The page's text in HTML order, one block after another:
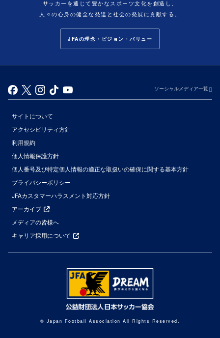
サッカーを通じて豊かなスポーツ文化を創造し、
人々の心身の健全な発達と社会の発展に貢献する。
JFAの理念・ビジョン・バリュー
ソーシャルメディア一覧
サイトについて
アクセシビリティ方針
利用規約
個人情報保護方針
個人番号及び特定個人情報の適正な取扱いの確保に関する基本方針
プライバシーポリシー
JFAカスタマーハラスメント対応方針
アーカイブ
メディアの皆様へ
キャリア採用について
© Japan Football Association All Rights Reserved.